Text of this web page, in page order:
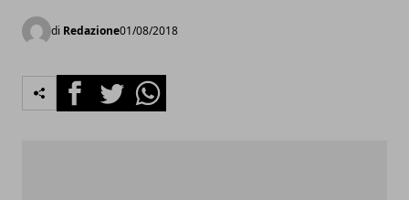
di Redazione01/08/2018
FacebookTwitterWhatsapp